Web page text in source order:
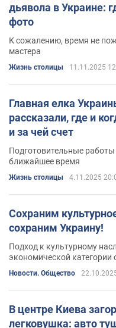
дьявола в Украине:
фото
К сожалению, время не
мастера
Жизнь столицы 11.11.2025
Главная елка
рассказали, где и
и за чей счет
Подготовительные работы
ближайшее время
Жизнь столицы 4.11.2025
Сохраним
сохраним Украину!
Подход к культурному
экономической категории
сакральная категория,
самоидентификацию
Новости. Общество
В центре Киева
легковушка: авто